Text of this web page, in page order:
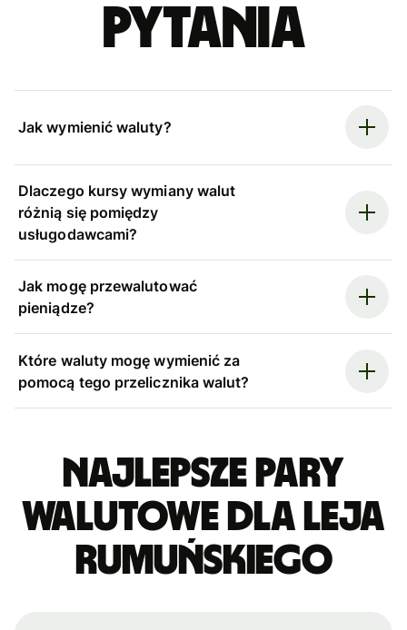
pytania
Jak wymienić waluty?
Dlaczego kursy wymiany walut
różnią się pomiędzy
usługodawcami?
Jak mogę przewalutować
pieniądze?
Które waluty mogę wymienić za
pomocą tego przelicznika walut?
Najlepsze pary
walutowe dla leja
rumuńskiego